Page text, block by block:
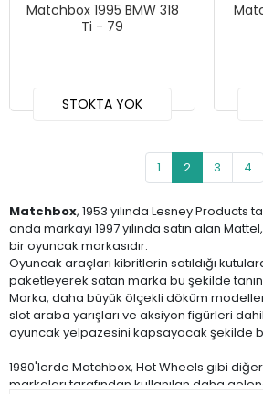
Matchbox 1995 BMW 318
Ti - 79
STOKTA YOK
1 2 3 4
Matchbox, 1953 yılında Lesney Products
anda markayı 1997 yılında satın alan
bir oyuncak markasıdır.
Oyuncak araçları kibritlerin satıldığı
paketleyerek satan marka bu şekilde
Marka, daha büyük ölçekli döküm
slot araba yarışları ve aksiyon figürleri
oyuncak yelpazesini kapsayacak şekilde
1980'lerde Matchbox, Hot Wheels gibi
markaları tarafından kullanılan daha